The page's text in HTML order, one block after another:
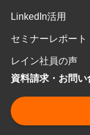
LinkedIn活用
セミナーレポート
レイン社員の声
資料請求・お問い